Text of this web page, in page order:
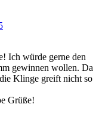
Ich würde gerne den
gewinnen wollen. Da
Klinge greift nicht so
Grüße!